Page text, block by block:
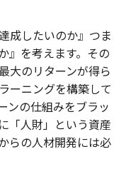
成したいのか』つま
』を考えます。その
大のリターンが得ら
ーニングを構築して
ンの仕組みをブラッ
「人財」という資産
らの人材開発には必